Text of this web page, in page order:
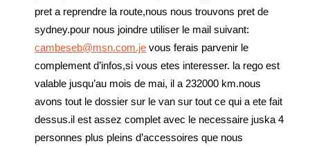
pret a reprendre la route,nous nous trouvons pret de
sydney.pour nous joindre utiliser le mail suivant:
cambeseb@msn.com.je vous ferais parvenir le
complement d’infos,si vous etes interesser. la rego est
valable jusqu’au mois de mai, il a 232000 km.nous
avons tout le dossier sur le van sur tout ce qui a ete fait
dessus.il est assez complet avec le necessaire juska 4
personnes plus pleins d’accessoires que nous